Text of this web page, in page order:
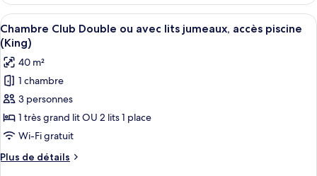
montagne
(King
)
type
de
chambre
Chambre
Standard,
vue
montagne
(King
Afficher
toutes
les
photos
pour
ce
type
de
chambre :
Chambre
Un balcon avec deux chaises
5
Chambre Club Double ou avec lits jumeaux, accès piscine
(King)
40 m²
1 chambre
3 personnes
1 très grand lit OU 2 lits 1 place
Wi-Fi gratuit
Plus de détails
Plus